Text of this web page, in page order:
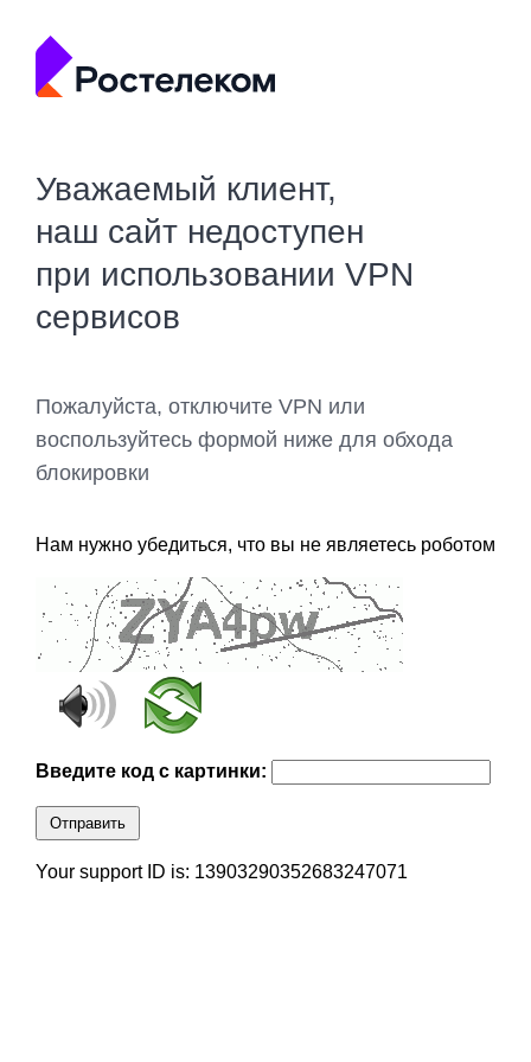
Уважаемый клиент,
наш сайт недоступен
при использовании VPN
сервисов
Пожалуйста, отключите VPN или
воспользуйтесь формой ниже для обхода
блокировки
Нам нужно убедиться, что вы не являетесь роботом
Введите код с картинки:
Отправить
Your support ID is: 13903290352683247071